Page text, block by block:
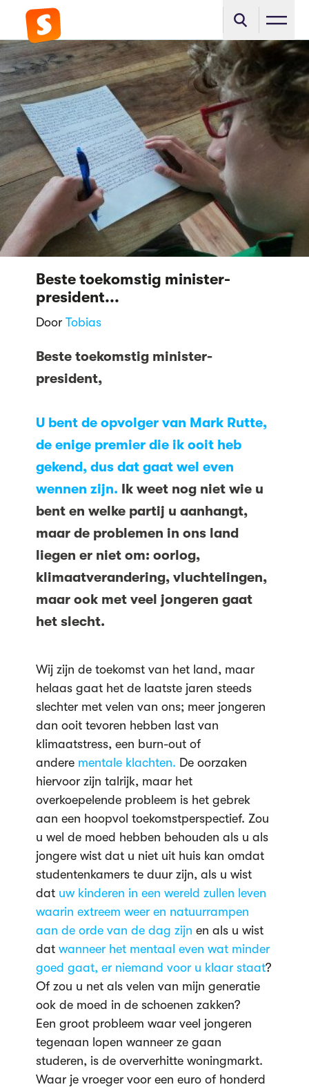
Beste toekomstig minister-
president...
Door Tobias
Beste toekomstig minister-
president,
U bent de opvolger van Mark Rutte,
de enige premier die ik ooit heb
gekend, dus dat gaat wel even
wennen zijn. Ik weet nog niet wie u
bent en welke partij u aanhangt,
maar de problemen in ons land
liegen er niet om: oorlog,
klimaatverandering, vluchtelingen,
maar ook met veel jongeren gaat
het slecht.
Wij zijn de toekomst van het land, maar
helaas gaat het de laatste jaren steeds
slechter met velen van ons; meer jongeren
dan ooit tevoren hebben last van
klimaatstress, een burn-out of
andere mentale klachten. De oorzaken
hiervoor zijn talrijk, maar het
overkoepelende probleem is het gebrek
aan een hoopvol toekomstperspectief. Zou
u wel de moed hebben behouden als u als
jongere wist dat u niet uit huis kan omdat
studentenkamers te duur zijn, als u wist
datuw kinderen in een wereld zullen leven
waarin extreem weer en natuurrampen
aan de orde van de dag zijn en als u wist
datwanneer het mentaal even wat minder
goed gaat, er niemand voor u klaar staat?
Of zou u net als velen van mijn generatie
ook de moed in de schoenen zakken?
Een groot probleem waar veel jongeren
tegenaan lopen wanneer ze gaan
studeren, is de oververhitte woningmarkt.
Waar je vroeger voor een euro of honderd